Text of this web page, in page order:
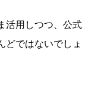
活用しつつ、公式
どではないでしょ